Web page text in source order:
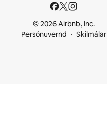
© 2026 Airbnb, Inc.
Persónuvernd
Skilmálar